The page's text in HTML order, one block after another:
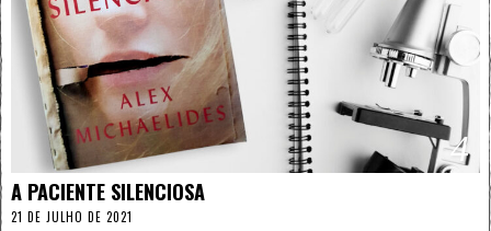
4
A PACIENTE SILENCIOSA
21 DE JULHO DE 2021